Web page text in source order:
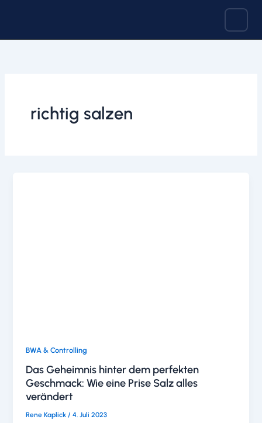
richtig salzen
BWA & Controlling
Das Geheimnis hinter dem perfekten
Geschmack: Wie eine Prise Salz alles
verändert
Rene Kaplick/4. Juli 2023